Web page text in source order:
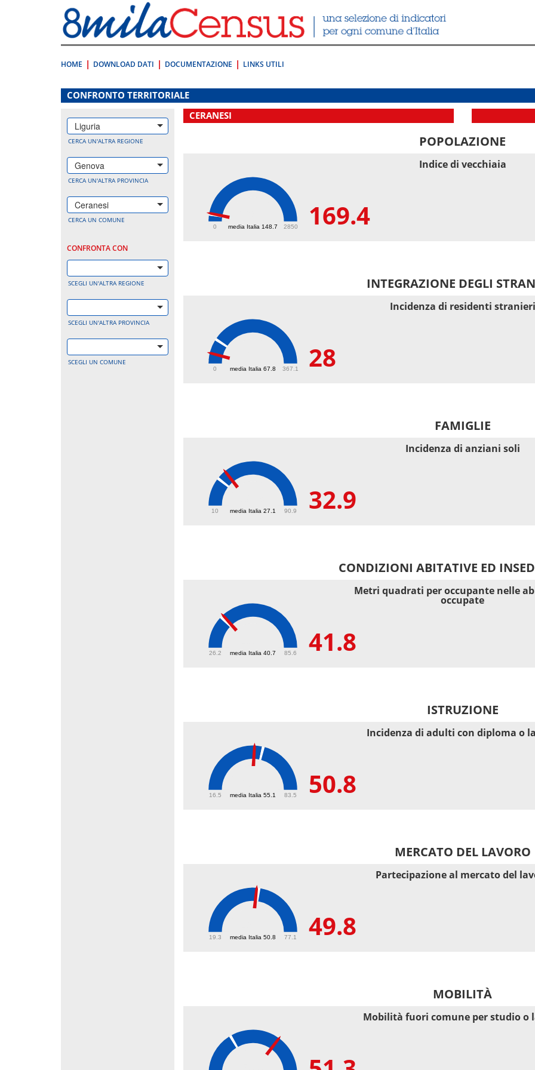
direttamente
a:
Contenuto
HOME DOWNLOAD DATI DOCUMENTAZIONE LINKS UTILI
.
CONFRONTO TERRITORIALE
Liguria
CERCA UN'ALTRA REGIONE
Genova
CERCA UN'ALTRA PROVINCIA
Ceranesi
CERCA UN COMUNE
CONFRONTA CON
SCEGLI UN'ALTRA REGIONE
SCEGLI UN'ALTRA PROVINCIA
SCEGLI UN COMUNE
CERANESI
POPOLAZIONE
media Italia 148.7
0 2850 169.4
Indice di vecchiaia
INTEGRAZIONE DEGLI
media Italia 67.8
0 367.1 28
Incidenza di residenti stranieri
FAMIGLIE
media Italia 27.1
10 90.9 32.9
Incidenza di anziani soli
CONDIZIONI ABITATIVE ED
media Italia 40.7
26.2 85.6 41.8
Metri quadrati per occupante nelle
occupate
ISTRUZIONE
media Italia 55.1
16.5 83.5 50.8
Incidenza di adulti con diploma o
MERCATO DEL LAVORO
media Italia 50.8
19.3 77.1 49.8
Partecipazione al mercato del
MOBILITÀ
Mobilità fuori comune per studio o